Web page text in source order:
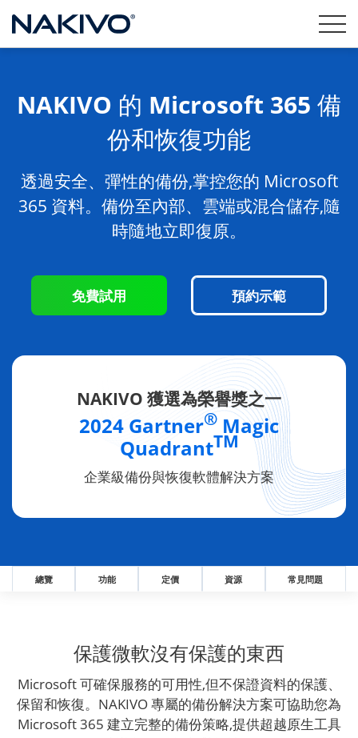
NAKIVO 的 Microsoft 365 備
份和恢復功能
透過安全、彈性的備份,掌控您的 Microsoft
365 資料。備份至內部、雲端或混合儲存,隨
時隨地立即復原。
免費試用 預約示範
NAKIVO 獲選為榮譽獎之一
2024 Gartner® Magic
QuadrantTM
企業級備份與恢復軟體解決方案
總覽 功能 定價 資源 常見問題
保護微軟沒有保護的東西
Microsoft 可確保服務的可用性,但不保證資料的保護、
保留和恢復。NAKIVO 專屬的備份解決方案可協助您為
Microsoft 365 建立完整的備份策略,提供超越原生工具